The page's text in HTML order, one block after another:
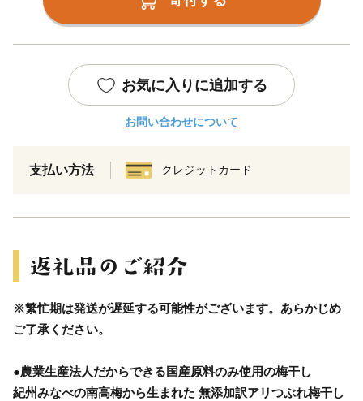
お気に入りに追加する
お問い合わせについて
支払い方法 クレジットカード
※繁忙期は発送が遅延する可能性がございます。あらかじめ
ご了承ください。
●農業生産法人だからできる国産原料のみ使用の梅干し
紀州みなべの南高梅から生まれた 無添加訳アリつぶれ梅干し